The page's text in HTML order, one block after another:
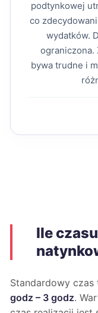
podtynkowej
co
wydatków.
ograniczona.
bywa trudne i
Ile
Standardowy
godz – 3 godz.